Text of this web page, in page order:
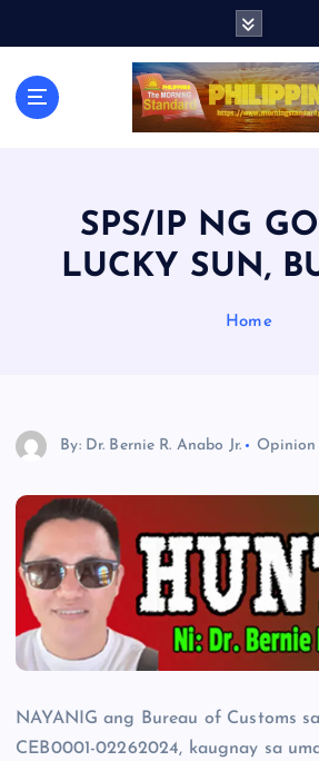
SPS/IP NG
LUCKY SUN,
Home
By: Dr. Bernie R. Anabo Jr. Opinion
NAYANIG ang Bureau of Customs
CEB0001-02262024, kaugnay sa